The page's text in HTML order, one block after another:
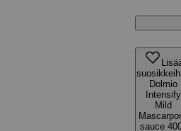
Dolmio
Intensify
Mild
sauce